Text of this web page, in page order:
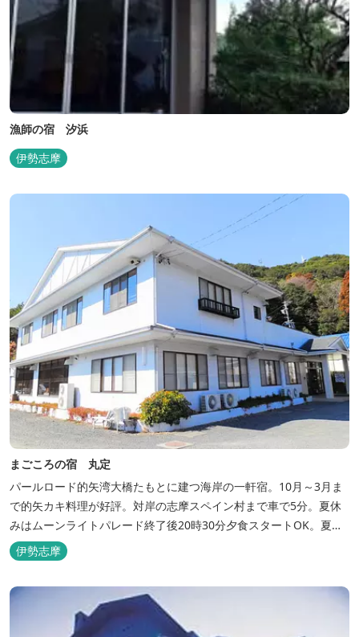
漁師の宿 汐浜
伊勢志摩
まごころの宿 丸定
パールロード的矢湾大橋たもとに建つ海岸の一軒宿。10月～3月ま
で的矢カキ料理が好評。対岸の志摩スペイン村まで車で5分。夏休
みはムーンライトパレード終了後20時30分夕食スタートOK。夏ガ
キ6月～8月も好評。
伊勢志摩